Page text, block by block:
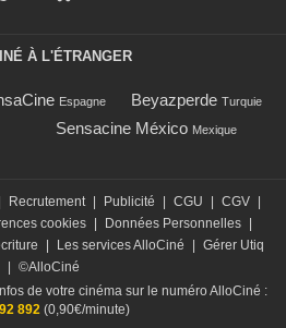
À L'ÉTRANGER
Espagne Beyazperde Turquie
Sensacine México Mexique
Recrutement | Publicité | CGU | CGV |
cookies | Données Personnelles |
| Les services AlloCiné | Gérer Utiq
| ©AlloCiné
de votre cinéma sur le numéro AlloCiné :
892(0,90€/minute)